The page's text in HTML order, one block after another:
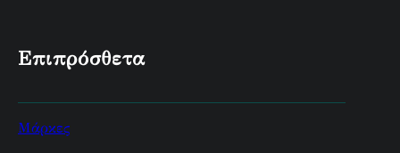
Επιπρόσθετα
Μάρκες